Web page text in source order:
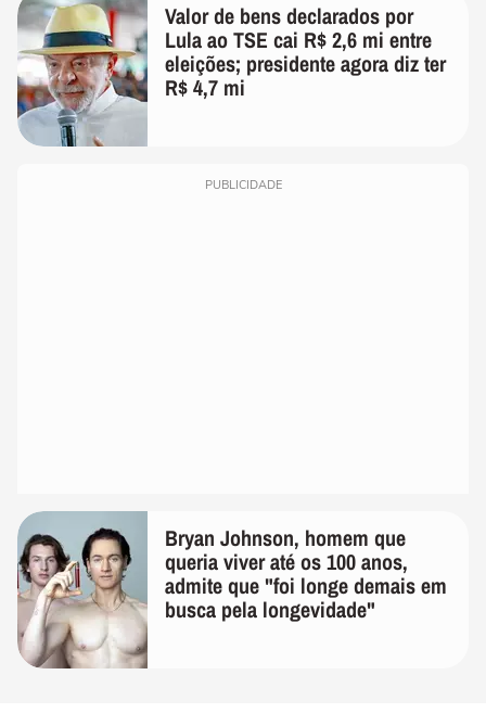
Valor de bens declarados por
Lula ao TSE cai R$ 2,6 mi entre
eleições; presidente agora diz ter
R$ 4,7 mi
PUBLICIDADE
Bryan Johnson, homem que
queria viver até os 100 anos,
admite que "foi longe demais em
busca pela longevidade"